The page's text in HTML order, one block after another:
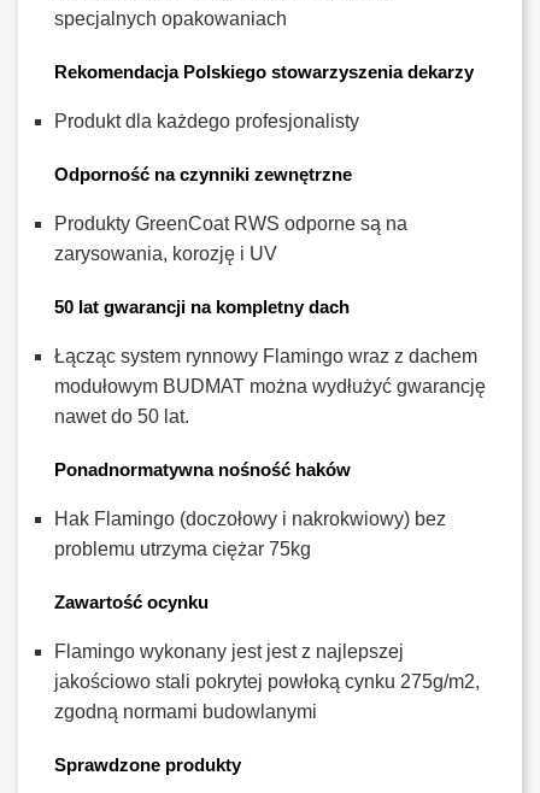
specjalnych opakowaniach
Rekomendacja Polskiego stowarzyszenia dekarzy
Produkt dla każdego profesjonalisty
Odporność na czynniki zewnętrzne
Produkty GreenCoat RWS odporne są na
zarysowania, korozję i UV
50 lat gwarancji na kompletny dach
Łącząc system rynnowy Flamingo wraz z dachem
modułowym BUDMAT można wydłużyć gwarancję
nawet do 50 lat.
Ponadnormatywna nośność haków
Hak Flamingo (doczołowy i nakrokwiowy) bez
problemu utrzyma ciężar 75kg
Zawartość ocynku
Flamingo wykonany jest jest z najlepszej
jakościowo stali pokrytej powłoką cynku 275g/m2,
zgodną normami budowlanymi
Sprawdzone produkty